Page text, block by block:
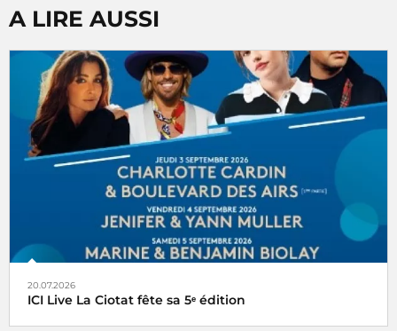
A LIRE AUSSI
20.07.2026
ICI Live La Ciotat fête sa 5ᵉ édition